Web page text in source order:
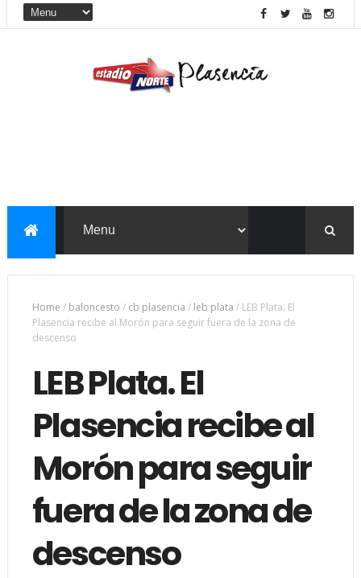
Home / baloncesto / cb plasencia / leb plata / LEB Plata. El
Plasencia recibe al Morón para seguir fuera de la zona de
descenso
LEB Plata. El
Plasencia recibe al
Morón para seguir
fuera de la zona de
descenso